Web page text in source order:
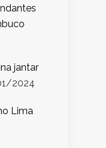
jantar
2024
Lima